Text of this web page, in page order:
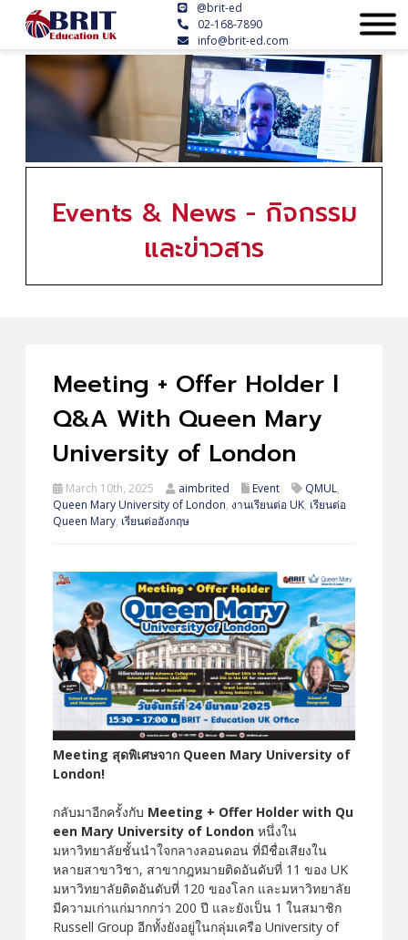
@brit-ed
02-168-7890
info@brit-ed.com
Events & News - กิจกรรม
และข่าวสาร
Meeting + Offer Holder l
Q&A With Queen Mary
University of London
March 10th, 2025 aimbrited Event QMUL,
Queen Mary University of London, งานเรียนต่อ UK, เรียนต่อ
Queen Mary, เรียนต่ออังกฤษ
Meeting สุดพิเศษจาก Queen Mary University of
London!
กลับมาอีกครั้งกับ Meeting + Offer Holder with Qu
een Mary University of London หนึ่งใน
มหาวิทยาลัยชั้นนำใจกลางลอนดอน ที่มีชื่อเสียงใน
หลายสาขาวิชา, สาขากฎหมายติดอันดับที่ 11 ของ UK
มหาวิทยาลัยติดอันดับที่ 120 ของโลก และมหาวิทยาลัย
มีความเก่าแก่มากกว่า 200 ปี และยังเป็น 1 ในสมาชิก
Russell Group อีกทั้งยังอยู่ในกลุ่มเครือ University of